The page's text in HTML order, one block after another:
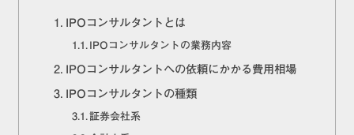
IPOコンサルタントとは
IPOコンサルタントの業務内容
IPOコンサルタントへの依頼にかかる費用相場
IPOコンサルタントの種類
証券会社系